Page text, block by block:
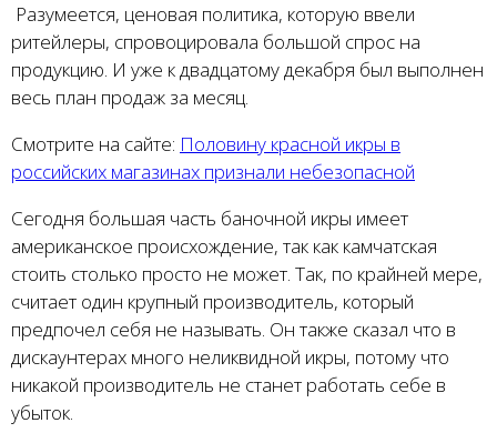
Разумеется, ценовая политика, которую ввели
ритейлеры, спровоцировала большой спрос на
продукцию. И уже к двадцатому декабря был выполнен
весь план продаж за месяц.
Смотрите на сайте: Половину красной икры в
российских магазинах признали небезопасной
Сегодня большая часть баночной икры имеет
американское происхождение, так как камчатская
стоить столько просто не может. Так, по крайней мере,
считает один крупный производитель, который
предпочел себя не называть. Он также сказал что в
дискаунтерах много неликвидной икры, потому что
никакой производитель не станет работать себе в
убыток.